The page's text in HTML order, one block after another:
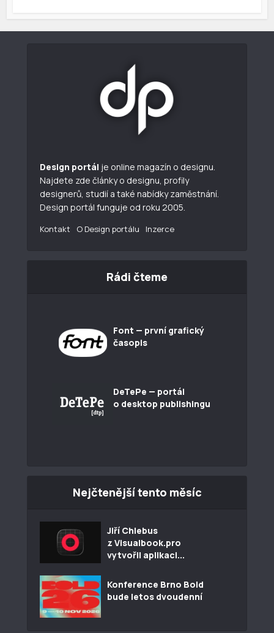
Design portál je online magazín o designu.
Najdete zde články o designu, profily
designerů, studií a také nabídky zaměstnání.
Design portál funguje od roku 2005.
Kontakt O Design portálu Inzerce
Rádi čteme
Font — první grafický
časopis
DeTePe — portál
o desktop publishingu
Nejčtenější tento měsíc
Jiří Chlebus
z Visualbook.pro
vytvořil aplikaci...
Konference Brno Bold
bude letos dvoudenní